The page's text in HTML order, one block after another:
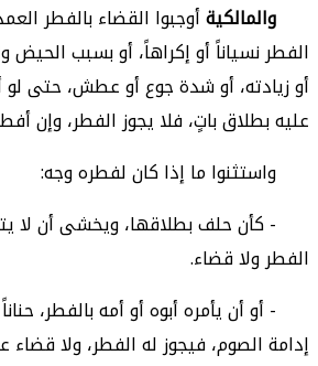
والمالكيةأوجبوا القضاء بالفطر
الفطر نسياناً أو إكراهاً، أو بسبب
أو زيادته، أو شدة جوع أو عطش، حتى
عليه بطلاق باتٍ، فلا يجوز الفطر، وإن
واستثنوا ما إذا كان لفطره وجه:
- كأن حلف بطلاقها، ويخشى أن لا
الفطر ولا قضاء.
- أو أن يأمره أبوه أو أمه بالفطر،
إدامة الصوم، فيجوز له الفطر، ولا قضاء